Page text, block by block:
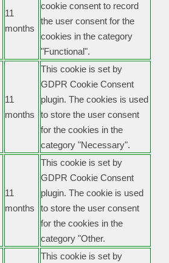
11
months
cookie consent to record
the user consent for the
cookies in the category
"Functional".
11
months
This cookie is set by
GDPR Cookie Consent
plugin. The cookies is used
to store the user consent
for the cookies in the
category "Necessary".
11
months
This cookie is set by
GDPR Cookie Consent
plugin. The cookie is used
to store the user consent
for the cookies in the
category "Other.
This cookie is set by